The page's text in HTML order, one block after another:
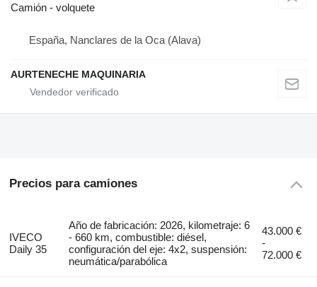
Camión - volquete
España, Nanclares de la Oca (Alava)
AURTENECHE MAQUINARIA
Precios para camiones
IVECO
Daily 35
Año de fabricación: 2026, kilometraje: 6
- 660 km, combustible: diésel,
configuración del eje: 4x2, suspensión:
neumática/parabólica
43.000 €
-
72.000 €